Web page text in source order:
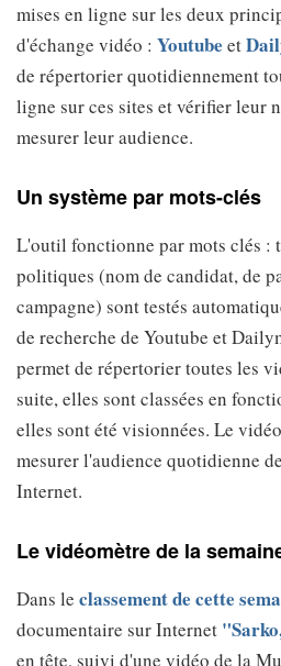
mises en ligne sur les deux
d'échange vidéo : Youtube et
de répertorier quotidiennement
ligne sur ces sites et vérifier leur
mesurer leur audience.
Un système par mots-clés
L'outil fonctionne par mots clés :
politiques (nom de candidat, de
campagne) sont testés
de recherche de Youtube et
permet de répertorier toutes les
suite, elles sont classées en
elles sont été visionnées. Le
mesurer l'audience quotidienne
Internet.
Le vidéomètre de la
Dans le classement de cette
documentaire sur Internet
en tête, suivi d'une vidéo de la